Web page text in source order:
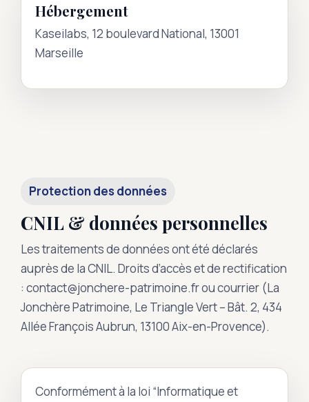
Hébergement
Kaseilabs, 12 boulevard National, 13001
Marseille
Protection des données
CNIL & données personnelles
Les traitements de données ont été déclarés
auprès de la CNIL. Droits d’accès et de rectification
: contact@jonchere-patrimoine.fr ou courrier (La
Jonchère Patrimoine, Le Triangle Vert – Bât. 2, 434
Allée François Aubrun, 13100 Aix-en-Provence).
Conformément à la loi “Informatique et